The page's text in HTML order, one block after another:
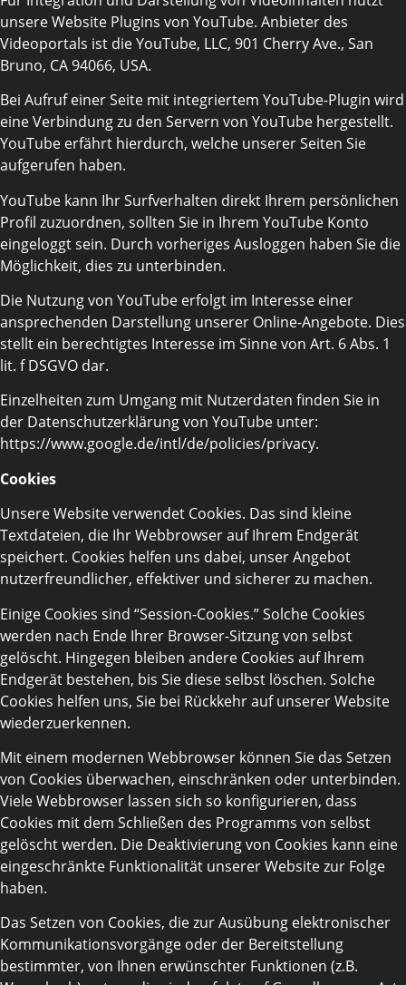
unsere Website Plugins von YouTube. Anbieter des
Videoportals ist die YouTube, LLC, 901 Cherry Ave., San
Bruno, CA 94066, USA.
Bei Aufruf einer Seite mit integriertem YouTube-Plugin wird
eine Verbindung zu den Servern von YouTube hergestellt.
YouTube erfährt hierdurch, welche unserer Seiten Sie
aufgerufen haben.
YouTube kann Ihr Surfverhalten direkt Ihrem persönlichen
Profil zuzuordnen, sollten Sie in Ihrem YouTube Konto
eingeloggt sein. Durch vorheriges Ausloggen haben Sie die
Möglichkeit, dies zu unterbinden.
Die Nutzung von YouTube erfolgt im Interesse einer
ansprechenden Darstellung unserer Online-Angebote. Dies
stellt ein berechtigtes Interesse im Sinne von Art. 6 Abs. 1
lit. f DSGVO dar.
Einzelheiten zum Umgang mit Nutzerdaten finden Sie in
der Datenschutzerklärung von YouTube unter:
https://www.google.de/intl/de/policies/privacy.
Cookies
Unsere Website verwendet Cookies. Das sind kleine
Textdateien, die Ihr Webbrowser auf Ihrem Endgerät
speichert. Cookies helfen uns dabei, unser Angebot
nutzerfreundlicher, effektiver und sicherer zu machen.
Einige Cookies sind “Session-Cookies.” Solche Cookies
werden nach Ende Ihrer Browser-Sitzung von selbst
gelöscht. Hingegen bleiben andere Cookies auf Ihrem
Endgerät bestehen, bis Sie diese selbst löschen. Solche
Cookies helfen uns, Sie bei Rückkehr auf unserer Website
wiederzuerkennen.
Mit einem modernen Webbrowser können Sie das Setzen
von Cookies überwachen, einschränken oder unterbinden.
Viele Webbrowser lassen sich so konfigurieren, dass
Cookies mit dem Schließen des Programms von selbst
gelöscht werden. Die Deaktivierung von Cookies kann eine
eingeschränkte Funktionalität unserer Website zur Folge
haben.
Das Setzen von Cookies, die zur Ausübung elektronischer
Kommunikationsvorgänge oder der Bereitstellung
bestimmter, von Ihnen erwünschter Funktionen (z.B.